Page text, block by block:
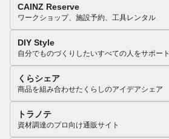
CAINZ Reserve
ワークショップ、施設予約、工具レンタル
DIY Style
自分でものづくりしたいすべての人をサポート
くらシェア
商品を組み合わせたくらしのアイデアシェア
トラノテ
資材調達のプロ向け通販サイト